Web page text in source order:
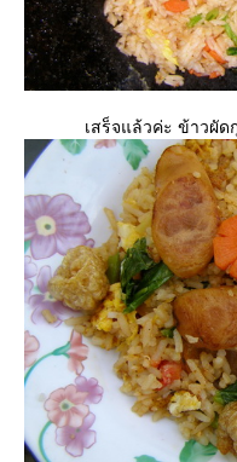
เสร็จแล้วค่ะ ข้าวผั